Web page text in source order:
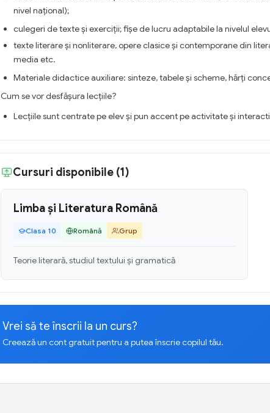
nivel național);
culegeri de texte și exerciții; fișe de lucru adaptabile la nivelul
texte literare și nonliterare, opere clasice și contemporane din
media etc.
Materiale didactice auxiliare: sinteze, tabele și scheme, hărți
Cum se vor desfășura lecțiile?
Lecțiile sunt centrate pe elev și pun accent pe activitate și
Cursuri disponibile (1)
Limba și Literatura Română
Clasa 10 Română Grup
Teorie literară, studiul textului și gramatică
Vrei să te înscrii la un curs?
Creează un cont gratuit pentru a putea înscrie copilul tău.